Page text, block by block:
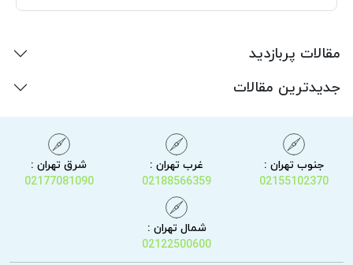
مقالات پربازدید
جدیدترین مقالات
جنوب تهران :
02155102370
غرب تهران :
02188566359
شرق تهران :
02177081090
شمال تهران :
02122500600